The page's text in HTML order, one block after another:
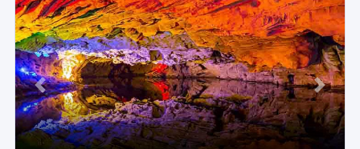
Previous Next